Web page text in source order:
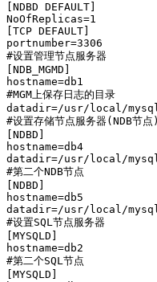
[NDBD DEFAULT]
NoOfReplicas=1
[TCP DEFAULT]
portnumber=3306
#设置管理节点服务器
[NDB_MGMD]
hostname=db1
#MGM上保存日志的目录
datadir=/usr/local/
#设置存储节点服务器(NDB节点)
[NDBD]
hostname=db4
datadir=/usr/local/
#第二个NDB节点
[NDBD]
hostname=db5
datadir=/usr/local/
#设置SQL节点服务器
[MYSQLD]
hostname=db2
#第二个SQL节点
[MYSQLD]